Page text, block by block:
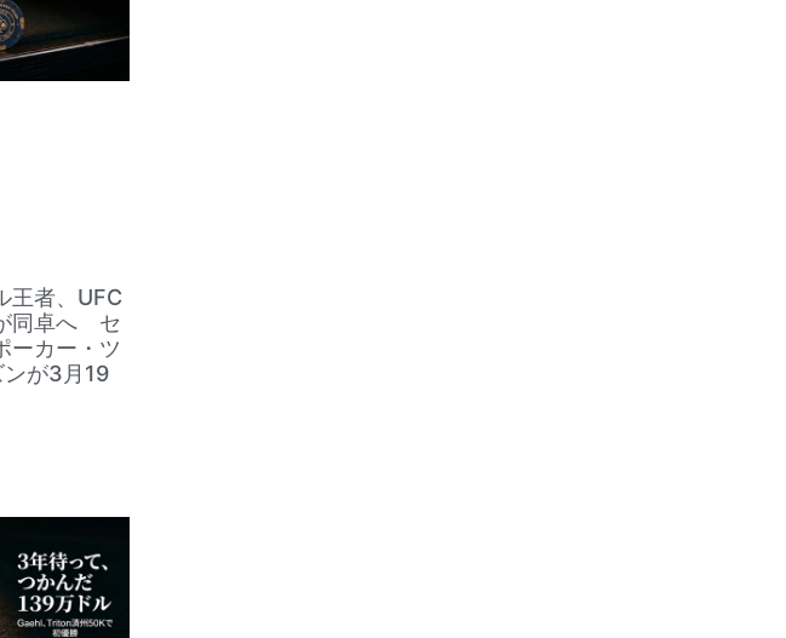
王者、UFC
同卓へ セ
ーカー・ツ
が3月19